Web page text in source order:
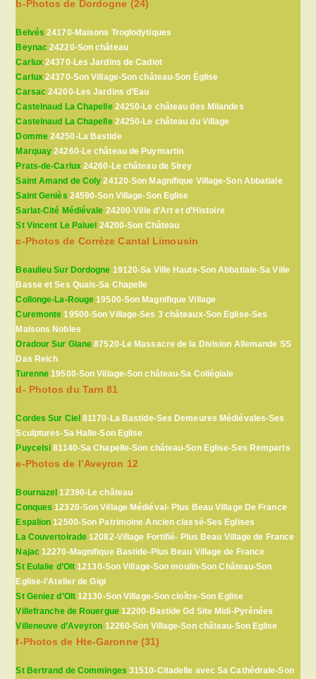
b-Photos de Dordogne (24)
Belvés 24170-Maisons Troglodytiques
Beynac 24220-Son château
Carlux 24370-Les Jardins de Cadiot
Carlux 24370-Son Village-Son château-Son Église
Carsac 24200-Les Jardins d’Eau
Castelnaud La Chapelle24250-Le château des Milandes
Castelnaud La Chapelle24250-Le château du Village
Domme24250-La Bastide
Marquay 24260-Le château de Puymartin
Prats-de-Carlux24260-Le château de Sirey
Saint Amand de Coly 24120-Son Magnifique Village-Son Abbatiale
Saint Geniès 24590-Son Village-Son Eglise
Sarlat-Cité Médiévale 24200-Ville d’Art et d’Histoire
St Vincent Le Paluel 24200-Son Château
c-Photos de Corrèze Cantal Limousin
Beaulieu Sur Dordogne 19120-Sa Ville Haute-Son Abbatiale-Sa Ville
Basse et Ses Quais-Sa Chapelle
Collonge-La-Rouge 19500-Son Magnifique Village
Curemonte 19500-Son Village-Ses 3 châteaux-Son Eglise-Ses
Maisons Nobles
Oradour Sur Glane 87520-Le Massacre de la Division Allemande SS
Das Reich
Turenne 19500-Son Village-Son château-Sa Collégiale
d- Photos du Tarn 81
Cordes Sur Ciel81170-La Bastide-Ses Demeures Médiévales-Ses
Sculptures-Sa Halle-Son Eglise
Puycelsi 81140-Sa Chapelle-Son château-Son Eglise-Ses Remparts
e-Photos de l’Aveyron 12
Bournazel 12390-Le château
Conques 12320-Son Village Médiéval- Plus Beau Village De France
Espalion 12500-Son Patrimoine Ancien classé-Ses Eglises
La Couvertoirade 12082-Village Fortifié- Plus Beau Village de France
Najac12270-Magnifique Bastide-Plus Beau Village de France
St Eulalie d’Olt 12130-Son Village-Son moulin-Son Château-Son
Eglise-l’Atelier de Gigi
St Geniez d’Olt12130-Son Village-Son cloître-Son Eglise
Villefranche de Rouergue12200-Bastide Gd Site Midi-Pyrénées
Villeneuve d’Aveyron 12260-Son Village-Son château-Son Eglise
f-Photos de Hte-Garonne (31)
St Bertrand de Comminges 31510-Citadelle avec Sa Cathédrale-Son